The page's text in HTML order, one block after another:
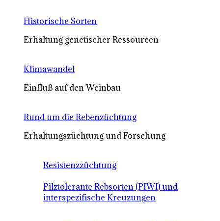
Historische Sorten
Erhaltung genetischer Ressourcen
Klimawandel
Einfluß auf den Weinbau
Rund um die Rebenzüchtung
Erhaltungszüchtung und Forschung
Resistenzzüchtung
Pilztolerante Rebsorten (PIWI) und
interspezifische Kreuzungen